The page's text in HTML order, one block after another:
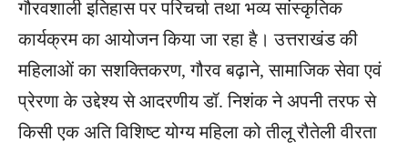
गौरवशाली इतिहास पर परिचर्चा तथा भव्य सांस्कृतिक
कार्यक्रम का आयोजन किया जा रहा है। उत्तराखंड की
महिलाओं का सशक्तिकरण, गौरव बढ़ाने, सामाजिक सेवा एवं
प्रेरणा के उद्देश्य से आदरणीय डॉ. निशंक ने अपनी तरफ से
किसी एक अति विशिष्ट योग्य महिला को तीलू रौतेली वीरता